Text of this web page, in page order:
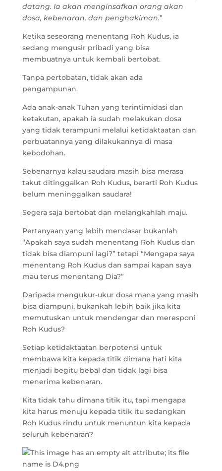
datang. Ia akan menginsafkan orang akan
dosa, kebenaran, dan penghakiman.”
Ketika seseorang menentang Roh Kudus, ia
sedang mengusir pribadi yang bisa
membuatnya untuk kembali bertobat.
Tanpa pertobatan, tidak akan ada
pengampunan.
Ada anak-anak Tuhan yang terintimidasi dan
ketakutan, apakah ia sudah melakukan dosa
yang tidak terampuni melalui ketidaktaatan dan
perbuatannya yang dilakukannya di masa
kebodohan.
Sebenarnya kalau saudara masih bisa merasa
takut ditinggalkan Roh Kudus, berarti Roh Kudus
belum meninggalkan saudara!
Segera saja bertobat dan melangkahlah maju.
Pertanyaan yang lebih mendasar bukanlah
“Apakah saya sudah menentang Roh Kudus dan
tidak bisa diampuni lagi?” tetapi “Mengapa saya
menentang Roh Kudus dan sampai kapan saya
mau terus menentang Dia?”
Daripada mengukur-ukur dosa mana yang masih
bisa diampuni, bukankah lebih baik jika kita
memutuskan untuk mendengar dan meresponi
Roh Kudus?
Setiap ketidaktaatan berpotensi untuk
membawa kita kepada titik dimana hati kita
menjadi begitu bebal dan tidak lagi bisa
menerima kebenaran.
Kita tidak tahu dimana titik itu, tapi mengapa
kita harus menuju kepada titik itu sedangkan
Roh Kudus rindu untuk menuntun kita kepada
seluruh kebenaran?